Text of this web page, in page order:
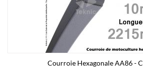
Courroie Hexagonale AA86 -